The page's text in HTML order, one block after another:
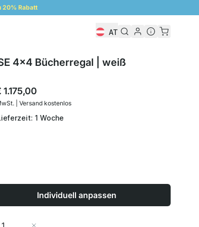
20% Rabatt
AT
4x4 Bücherregal | weiß
1.175,00
| Versand kostenlos
1 Woche
Individuell anpassen